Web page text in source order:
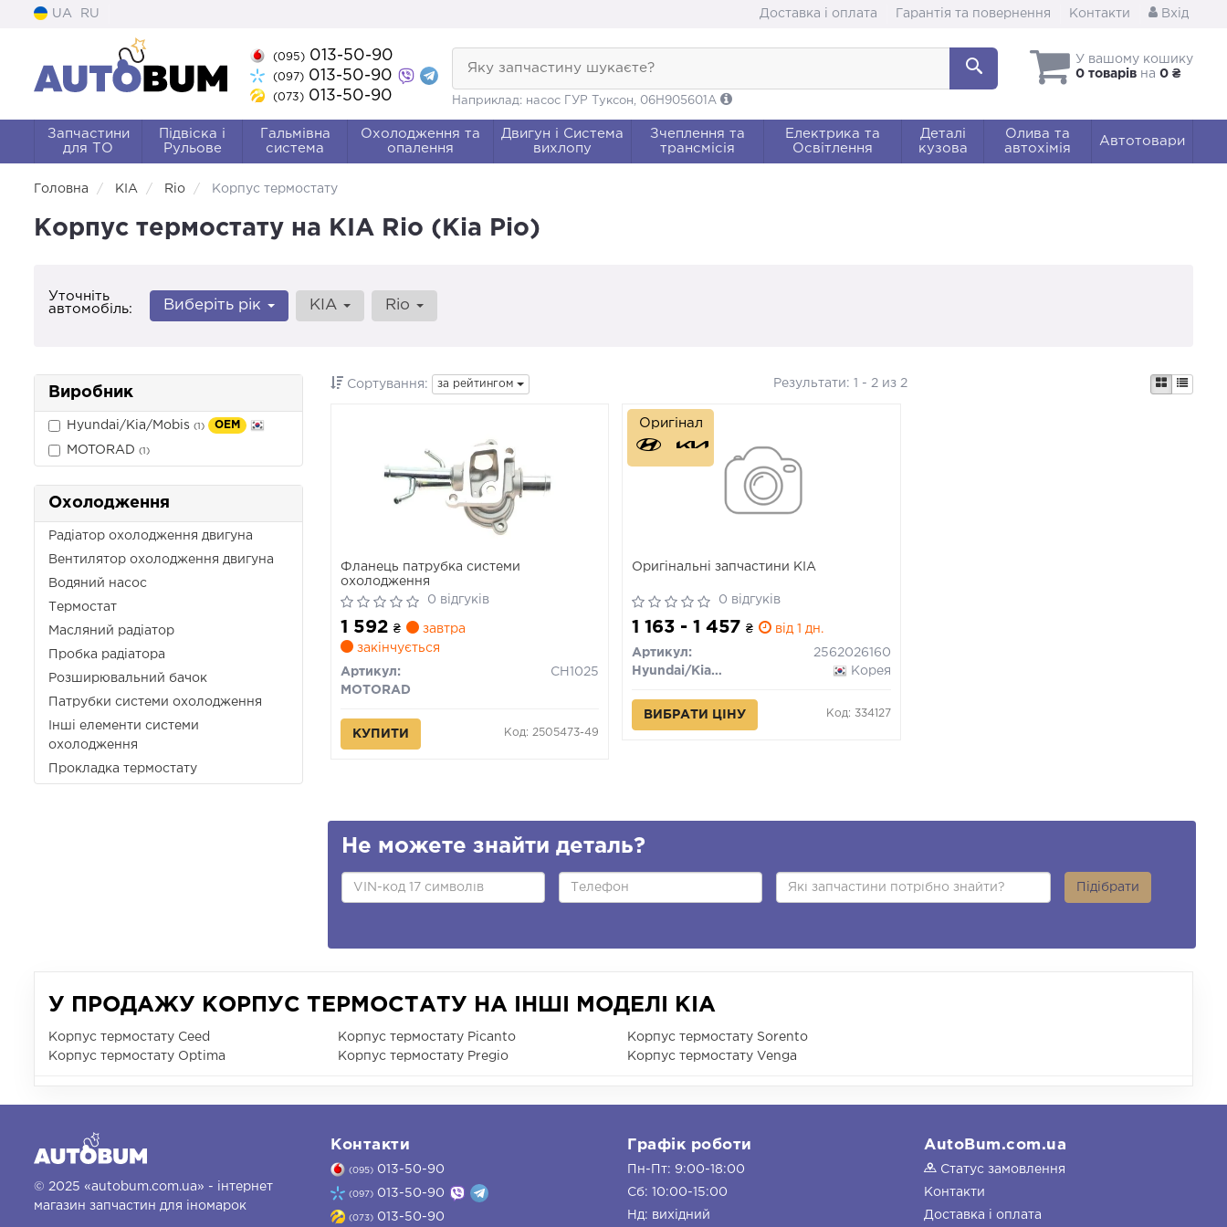
UA RU Доставка і оплата Гарантія та повернення Контакти Вхід
(095)013-50-90
(097)013-50-90
(073)013-50-90
У вашому кошику
0 товарів на 0 ₴
Яку запчастину шукаєте?
Наприклад: насос ГУР Туксон, 06H905601A
Запчастини
для ТО
Підвіска і
Рульове
Гальмівна
система
Охолодження та
опалення
Двигун і Система
вихлопу
Зчеплення та
трансмісія
Електрика та
Освітлення
Деталі
кузова
Олива та
автохімія
Автотовари
Головна KIA Rio Корпус термостату
Корпус термостату на KIA Rio (Кіа Ріо)
Уточніть
автомобіль:
Виберіть рік KIA Rio
Виробник
Hyundai/Kia/Mobis (1) OEM
MOTORAD (1)
Охолодження
Радіатор охолодження двигуна
Вентилятор охолодження двигуна
Водяний насос
Термостат
Масляний радіатор
Пробка радіатора
Розширювальний бачок
Патрубки системи охолодження
Інші елементи системи
охолодження
Прокладка термостату
Сортування: за рейтингом Результати: 1 - 2 из 2
Фланець патрубка системи
охолодження
0 відгуків
1 592 ₴
завтра
закінчується
Артикул:
CH1025
MOTORAD
КУПИТИ Код: 2505473-49
Оригінальні запчастини KIA
0 відгуків
1 163 - 1 457₴ від 1 дн.
Артикул:
2562026160
Hyundai/Kia/Mobis
Корея
ВИБРАТИ ЦІНУ Код: 334127
Оригінал
Не можете знайти деталь?
Підібрати
У ПРОДАЖУ КОРПУС ТЕРМОСТАТУ НА ІНШІ МОДЕЛІ KIA
Корпус термостату Ceed
Корпус термостату Optima
Корпус термостату Picanto
Корпус термостату Pregio
Корпус термостату Sorento
Корпус термостату Venga
© 2025 «autobum.com.ua» - інтернет
магазин запчастин для іномарок
Контакти
(095) 013-50-90
(097) 013-50-90
(073) 013-50-90
Графік роботи
Пн-Пт: 9:00-18:00
Сб: 10:00-15:00
Нд: вихідний
AutoBum.com.ua
Статус замовлення
Контакти
Доставка і оплата